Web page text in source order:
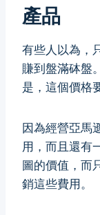
產品
有些人以為，
賺到盤滿砵盤
是，這個價格
因為經營亞馬
用，而且還有
圖的價值，而
銷這些費用。